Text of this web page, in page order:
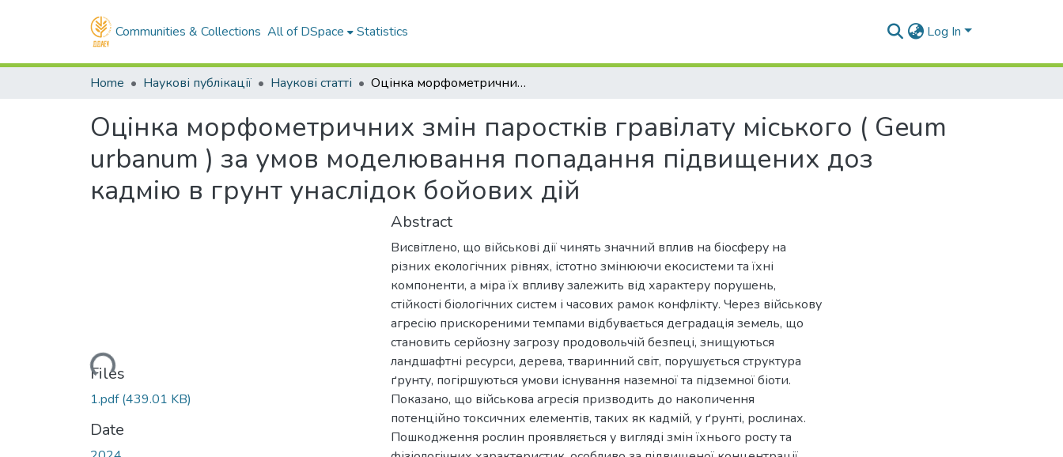
Communities & Collections All of DSpace Statistics Log In
Home Наукові публікації Наукові статті Оцінка морфометричних змін паростків гравілату міського ( Geum urbanum ) за умов моделювання попадання підвищених доз кадмію в грунт унаслідок бойових дій
Оцінка морфометричних змін паростків гравілату міського ( Geum
urbanum ) за умов моделювання попадання підвищених доз
кадмію в грунт унаслідок бойових дій
Loading...
Files
1.pdf(439.01 KB)
Date
Abstract
Висвітлено, що військові дії чинять значний вплив на біосферу на
різних екологічних рівнях, істотно змінюючи екосистеми та їхні
компоненти, а міра їх впливу залежить від характеру порушень,
стійкості біологічних систем і часових рамок конфлікту. Через військову
агресію прискореними темпами відбувається деградація земель, що
становить серйозну загрозу продовольчій безпеці, знищуються
ландшафтні ресурси, дерева, тваринний світ, порушується структура
ґрунту, погіршуються умови існування наземної та підземної біоти.
Показано, що військова агресія призводить до накопичення
потенційно токсичних елементів, таких як кадмій, у ґрунті, рослинах.
Пошкодження рослин проявляється у вигляді змін їхнього росту та